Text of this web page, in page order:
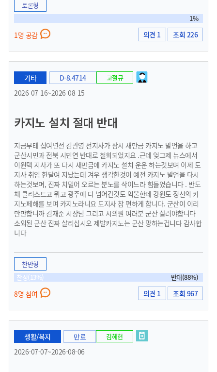
토론형
1%
1명 공감 의견 1 조회 226
기타
D-8.4714
2026-07-16~2026-08-15
고철규
카지노 설치 절대 반대
지금부테 십여년전 김관영 전지사가 잠시 새만금 카지노 발언을 하고
군산시민과 전북 시민연 반대로 철회되었지요 .근데 엊그제 뉴스에서
이원택 지사가 또 다시 새만금에 카지노 설치 운운 하는것보며 이제 도
지사 취임 한달여 지났는데 겨우 생각한것이 예전 카지노 발언을 다시
하는것보며, 진짜 치밀어 오르는 분노를 삭이느라 힘들었습니다 . 반도
체 클러스트고 뭐고 광주에 다 넘어간것도 억울한데 강원도 정선의 카
지노페해를 보며 카지노라니요 도지사 참 편하게 합니다. 군산이 이리
만만합니까 김재준 시장님 그리고 시의원 여러분 군산 살려야합니다
소외된 군산 진짜 살리십시오 제발카지노는 군산 망하는겁니다 감사합
니다
찬반형
찬성(13%)
반대(88%)
8명 참여 의견 1 조회 967
생활/복지
만료
2026-07-07~2026-08-06
김혜현